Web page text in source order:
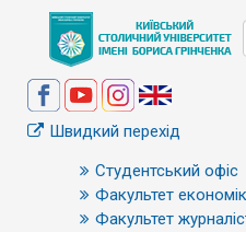
Швидкий перехід
Студентський офіс
Факультет
Факультет